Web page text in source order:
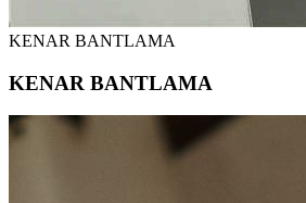
KENAR BANTLAMA
KENAR BANTLAMA